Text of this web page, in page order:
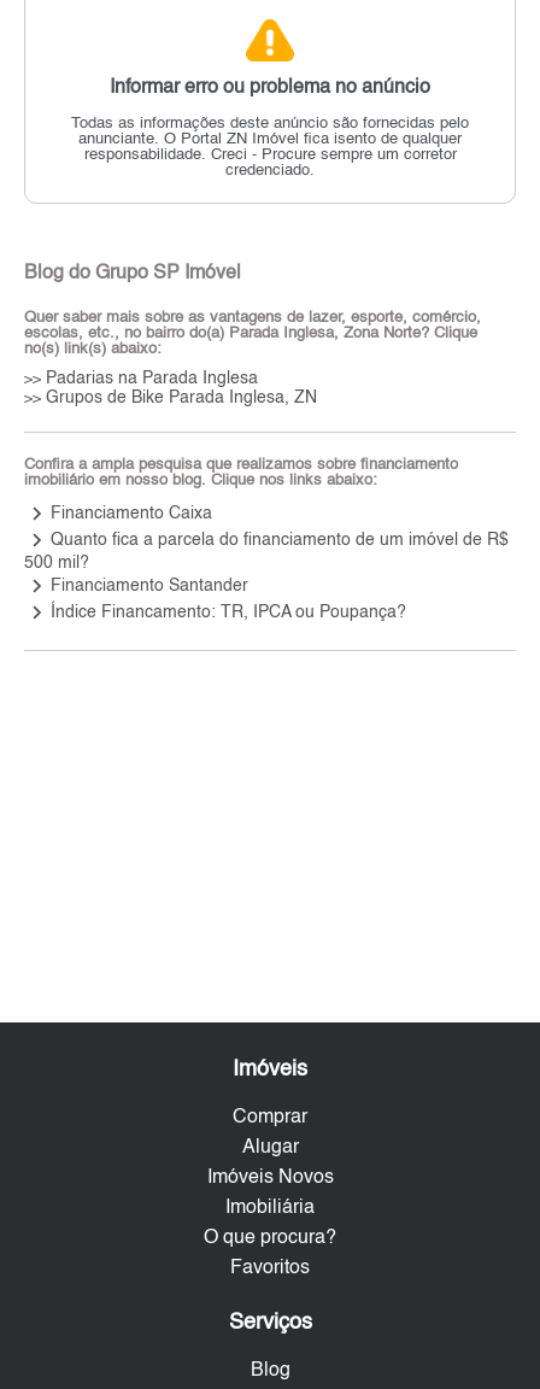
Informar erro ou problema no anúncio
Todas as informações deste anúncio são fornecidas pelo
anunciante. O Portal ZN Imóvel fica isento de qualquer
responsabilidade. Creci - Procure sempre um corretor
credenciado.
Blog do Grupo SP Imóvel
Quer saber mais sobre as vantagens de lazer, esporte, comércio,
escolas, etc., no bairro do(a) Parada Inglesa, Zona Norte? Clique
no(s) link(s) abaixo:
>> Padarias na Parada Inglesa
>> Grupos de Bike Parada Inglesa, ZN
Confira a ampla pesquisa que realizamos sobre financiamento
imobiliário em nosso blog. Clique nos links abaixo:
keyboard_arrow_right Financiamento Caixa
keyboard_arrow_right Quanto fica a parcela do financiamento de um imóvel de R$
500 mil?
keyboard_arrow_right Financiamento Santander
keyboard_arrow_right Índice Financamento: TR, IPCA ou Poupança?
Imóveis
Comprar
Alugar
Imóveis Novos
Imobiliária
O que procura?
Favoritos
Serviços
Blog